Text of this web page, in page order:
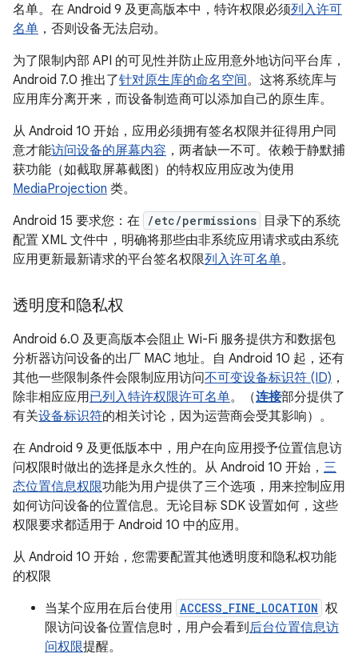
名单。在 Android 9 及更高版本中，特许权限必须列入许可
名单 ，否则设备无法启动。
为了限制内部 API 的可见性并防止应用意外地访问平台库，
Android 7.0 推出了针对原生库的命名空间。这将系统库与
应用库分离开来，而设备制造商可以添加自己的原生库。
从 Android 10 开始，应用必须拥有签名权限并征得用户同
意才能访问设备的屏幕内容 ，两者缺一不可。依赖于静默捕
获功能（如截取屏幕截图）的特权应用应改为使用
MediaProjection 类。
Android 15 要求您：在
/etc/permissions 目录下的系统
配置 XML 文件中，明确将那些由非系统应用请求或由系统
应用更新最新请求的平台签名权限列入许可名单。
透明度和隐私权
Android 6.0 及更高版本会阻止 Wi-Fi 服务提供方和数据包
分析器访问设备的出厂 MAC 地址。自 Android 10 起，还有
其他一些限制条件会限制应用访问不可变设备标识符 (ID) ，
除非相应应用已列入特许权限许可名单。（连接部分提供了
有关设备标识符的相关讨论，因为运营商会受其影响）。
在 Android 9 及更低版本中，用户在向应用授予位置信息访
问权限时做出的选择是永久性的。从 Android 10 开始， 三
态位置信息权限功能为用户提供了三个选项，用来控制应用
如何访问设备的位置信息。无论目标 SDK 设置如何，这些
权限要求都适用于 Android 10 中的应用。
从 Android 10 开始，您需要配置其他透明度和隐私权功能
的权限
当某个应用在后台使用 ACCESS_FINE_LOCATION 权
限访问设备位置信息时，用户会看到后台位置信息访
问权限提醒。